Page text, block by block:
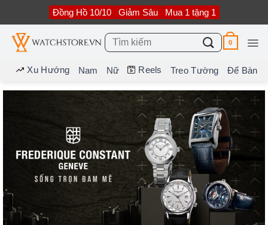
nội
dung
Đồng Hồ 10/10 Giảm Sâu Mua 1 tặng 1
Tìm
kiếm:
0
Xu Hướng Nam Nữ Reels Treo Tường Để Bàn